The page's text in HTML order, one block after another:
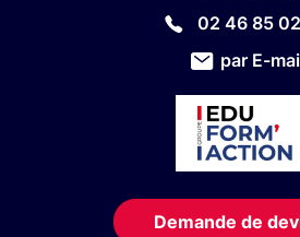
02 46 85
par E-
Demande de